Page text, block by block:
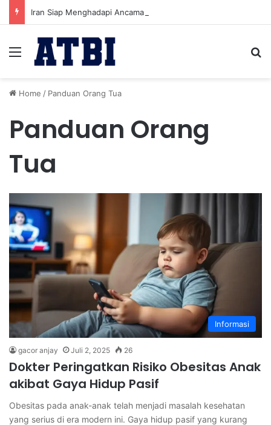
Menu
Home / Panduan Orang Tua
Panduan Orang
Tua
Informasi
gacor anjay Juli 2, 2025 26
Dokter Peringatkan Risiko Obesitas Anak
akibat Gaya Hidup Pasif
Obesitas pada anak-anak telah menjadi masalah kesehatan
yang serius di era modern ini. Gaya hidup pasif yang kurang